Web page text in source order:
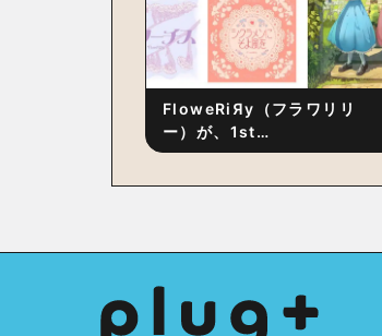
FloweRiЯy（フラワリリ
ー）が、1st
Album『FloweRiЯy』を9